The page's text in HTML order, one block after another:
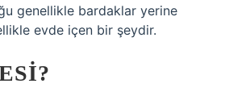
genellikle bardaklar yerine
evde içen bir şeydir.